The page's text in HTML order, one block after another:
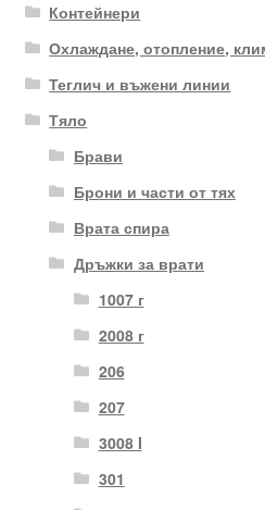
Контейнери
Охлаждане, отопление,
Теглич и въжени линии
Тяло
Брави
Брони и части от тях
Врата спира
Дръжки за врати
1007 г
2008 г
206
207
3008 I
301